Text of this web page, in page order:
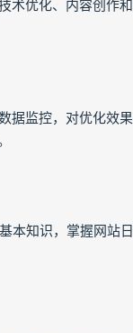
术优化、内容创作
据监控，对优化效
本知识，掌握网站